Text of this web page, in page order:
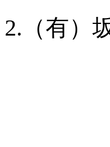
2.（有）